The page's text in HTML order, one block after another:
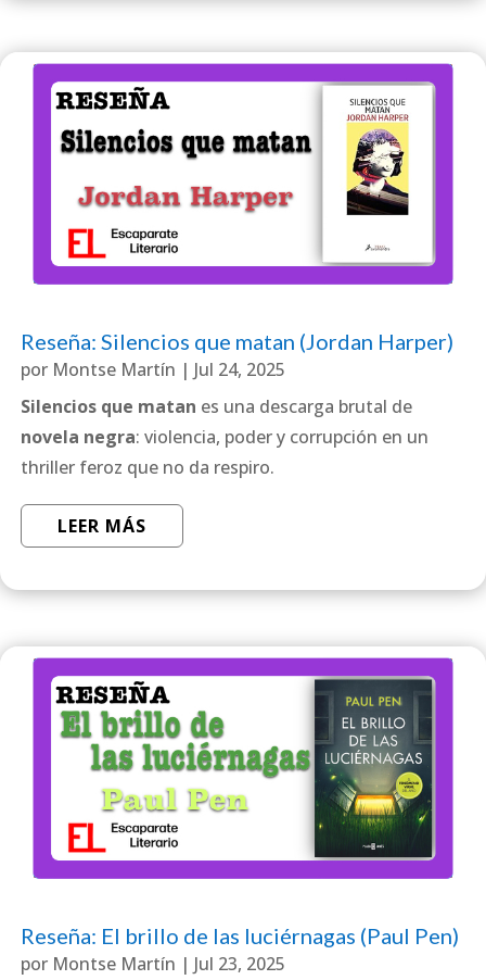
Reseña: Silencios que matan (Jordan Harper)
por Montse Martín | Jul 24, 2025
Silencios que matan es una descarga brutal de
novela negra: violencia, poder y corrupción en un
thriller feroz que no da respiro.
LEER MÁS
Reseña: El brillo de las luciérnagas (Paul Pen)
por Montse Martín | Jul 23, 2025